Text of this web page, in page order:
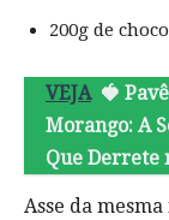
200g de
VEJA 🍓
Morango: A
Que Derrete
Asse da